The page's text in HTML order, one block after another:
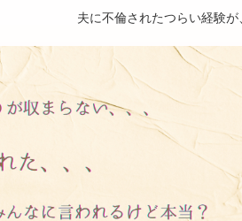
夫に不倫されたつらい経験